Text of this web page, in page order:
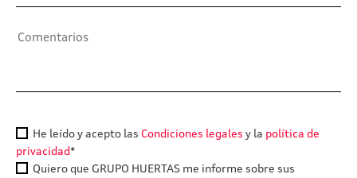
He leído y acepto las Condiciones legales y la política de
privacidad*
Quiero que GRUPO HUERTAS me informe sobre sus